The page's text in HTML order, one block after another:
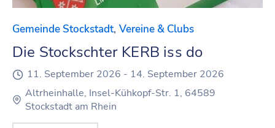
Gemeinde Stockstadt, Vereine & Clubs
Die Stockschter KERB iss do
11. September 2026 - 14. September 2026
Altrheinhalle, Insel-Kühkopf-Str. 1, 64589
Stockstadt am Rhein